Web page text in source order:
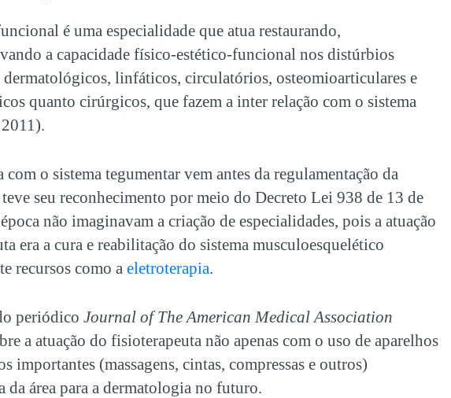
é uma especialidade que atua restaurando,
a capacidade físico-estético-funcional nos distúrbios
linfáticos, circulatórios, osteomioarticulares e
quanto cirúrgicos, que fazem a inter relação com o sistema
o sistema tegumentar vem antes da regulamentação da
seu reconhecimento por meio do Decreto Lei 938 de 13 de
não imaginavam a criação de especialidades, pois a atuação
era a cura e reabilitação do sistema musculoesquelético
recursos como a eletroterapia.
periódico Journal of The American Medical Association
a atuação do fisioterapeuta não apenas com o uso de aparelhos
importantes (massagens, cintas, compressas e outros)
da área para a dermatologia no futuro.